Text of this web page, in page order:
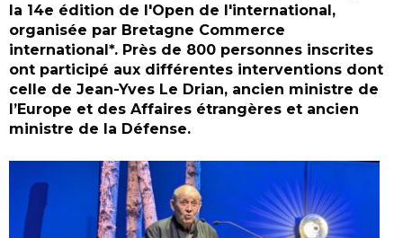
la 14e édition de l'Open de l'international,
organisée par Bretagne Commerce
international*. Près de 800 personnes inscrites
ont participé aux différentes interventions dont
celle de Jean-Yves Le Drian, ancien ministre de
l’Europe et des Affaires étrangères et ancien
ministre de la Défense.